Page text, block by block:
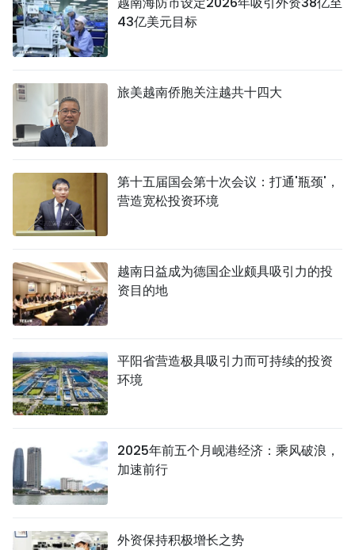
43亿美元目标
旅美越南侨胞关注越共十四大
第十五届国会第十次会议：打通'瓶颈'，
营造宽松投资环境
越南日益成为德国企业颇具吸引力的投
资目的地
平阳省营造极具吸引力而可持续的投资
环境
2025年前五个月岘港经济：乘风破浪，
加速前行
外资保持积极增长之势